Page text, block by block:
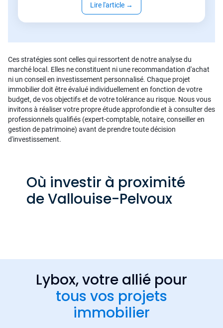
Lire l'article →
Ces stratégies sont celles qui ressortent de notre analyse du
marché local. Elles ne constituent ni une recommandation d'achat
ni un conseil en investissement personnalisé. Chaque projet
immobilier doit être évalué individuellement en fonction de votre
budget, de vos objectifs et de votre tolérance au risque. Nous vous
invitons à réaliser votre propre étude approfondie et à consulter des
professionnels qualifiés (expert-comptable, notaire, conseiller en
gestion de patrimoine) avant de prendre toute décision
d'investissement.
Où investir à proximité
de Vallouise-Pelvoux
Lybox, votre allié pour
tous vos projets
immobilier